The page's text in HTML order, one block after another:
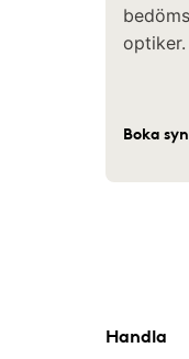
optiker.
Boka
Handla